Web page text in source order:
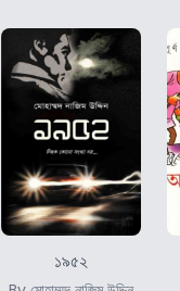
১৯৫২